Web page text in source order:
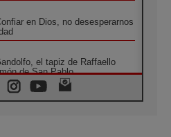
en Dios, no desesperarnos
el tapiz de Raffaello
de San Pablo
«la paz no se compra con una